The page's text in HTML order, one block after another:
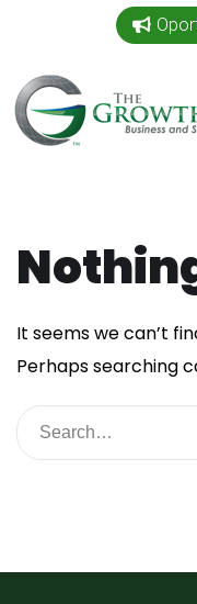
It seems we can’t
Perhaps searching